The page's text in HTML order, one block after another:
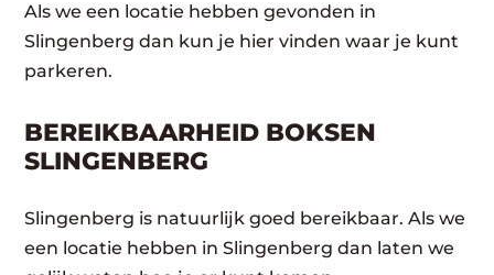
Als we een locatie hebben gevonden in
Slingenberg dan kun je hier vinden waar je kunt
parkeren.
BEREIKBAARHEID BOKSEN
SLINGENBERG
Slingenberg is natuurlijk goed bereikbaar. Als we
een locatie hebben in Slingenberg dan laten we